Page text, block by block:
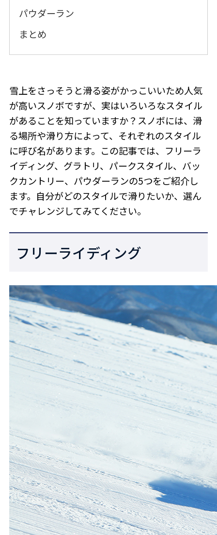
パウダーラン
まとめ
雪上をさっそうと滑る姿がかっこいいため人気
が高いスノボですが、実はいろいろなスタイル
があることを知っていますか？スノボには、滑
る場所や滑り方によって、それぞれのスタイル
に呼び名があります。この記事では、フリーラ
イディング、グラトリ、パークスタイル、バッ
クカントリー、パウダーランの5つをご紹介し
ます。自分がどのスタイルで滑りたいか、選ん
でチャレンジしてみてください。
フリーライディング